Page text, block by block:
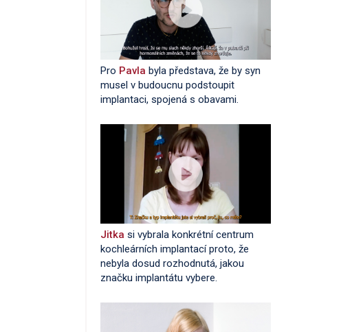
Pro Pavla byla představa, že by syn
musel v budoucnu podstoupit
implantaci, spojená s obavami.
Jitka si vybrala konkrétní centrum
kochleárních implantací proto, že
nebyla dosud rozhodnutá, jakou
značku implantátu vybere.